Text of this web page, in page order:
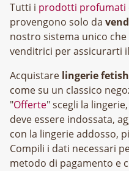
Tutti i prodotti profumati
provengono solo da
nostro sistema unico
venditrici per assicurarti
Acquistare lingerie fetish
come su un classico
"Offerte" scegli la
deve essere indossata,
con la lingerie addosso,
Compili i dati necessari
metodo di pagamento e